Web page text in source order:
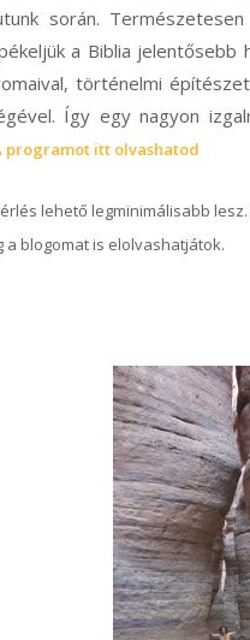
során.
a Biblia jelentősebb
történelmi
Így egy nagyon
programot itt olvashatod
lehető legminimálisabb
blogomat is elolvashatjátok.